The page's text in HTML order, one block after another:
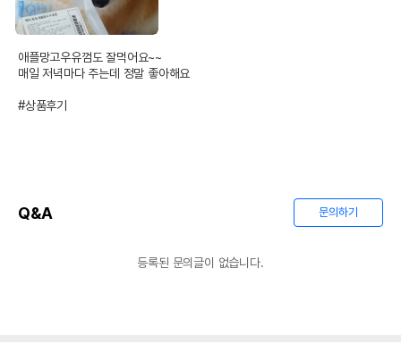
애플망고우유껌도 잘먹어요~~
매일 저녁마다 주는데 정말 좋아해요
#상품후기
Q&A 문의하기
등록된 문의글이 없습니다.